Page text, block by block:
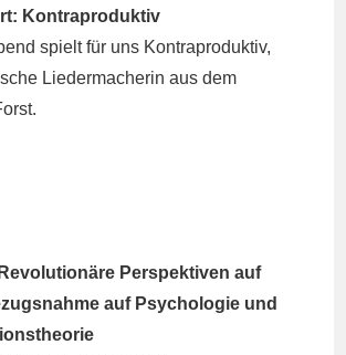
Kontraproduktiv
spielt für uns Kontraproduktiv,
Liedermacherin aus dem
Perspektiven auf
auf Psychologie und